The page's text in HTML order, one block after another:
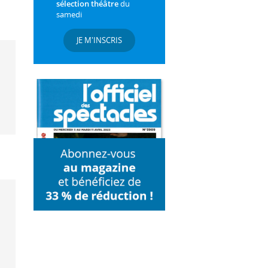
sélection théâtredu
samedi
JE M'INSCRIS